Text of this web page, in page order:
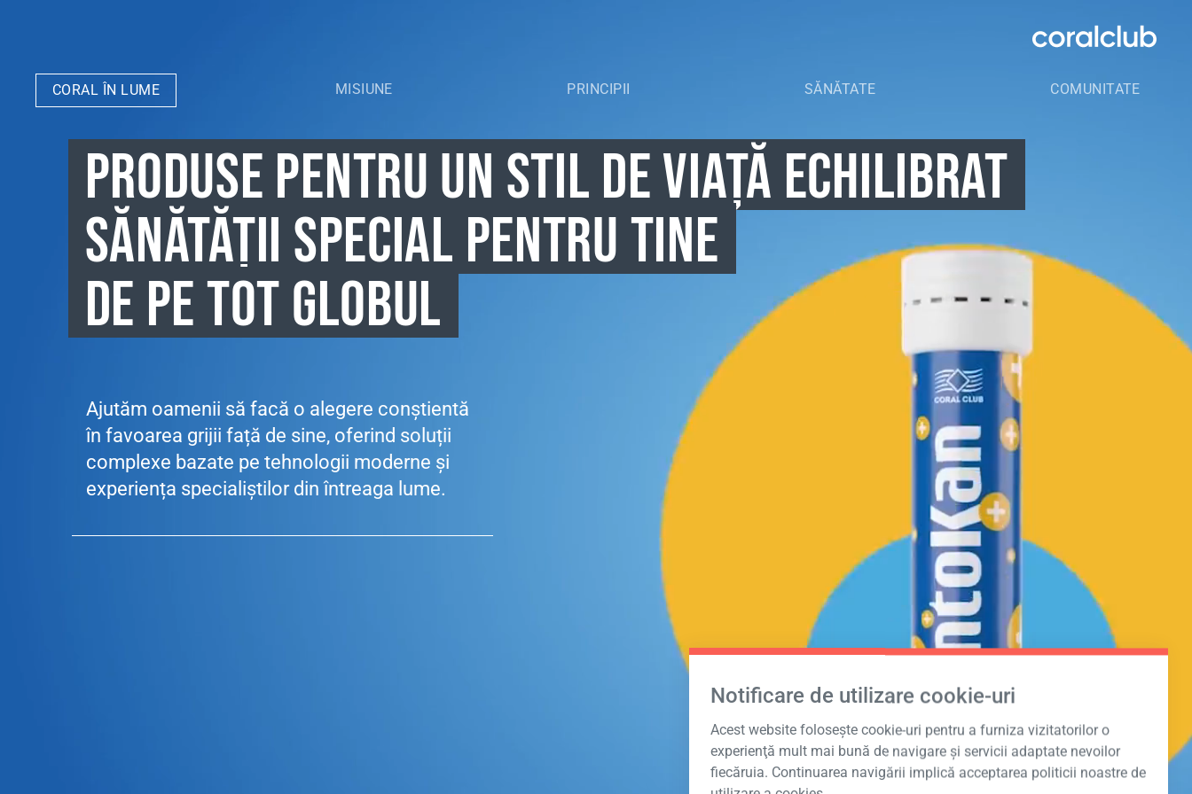
CORAL ÎN LUME MISIUNE PRINCIPII SĂNĂTATE COMUNITATE
PRODUSE PENTRU UN STIL DE VIAȚĂ ECHILIBRAT
SĂNĂTĂȚII SPECIAL PENTRU TINE
DE PE TOT GLOBUL
Ajutăm oamenii să facă o alegere conștientă
în favoarea grijii față de sine, oferind soluții
complexe bazate pe tehnologii moderne și
experiența specialiștilor din întreaga lume.
Notificare de utilizare cookie-uri
Acest website foloseşte cookie-uri pentru a furniza vizitatorilor o
experienţă mult mai bună de navigare şi servicii adaptate nevoilor
fiecăruia. Continuarea navigării implică acceptarea politicii noastre de